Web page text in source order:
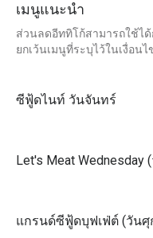
เมนูแนะนำ
ส่วนลดอีททิโก้สามารถใช้ไ
ยกเว้นเมนูที่ระบุไว้ในเงื่อนไ
ซีฟู้ดไนท์ วันจันทร์
Let's Meat Wednesday
แกรนด์ซีฟู้ดบุฟเฟ่ต์ (วันศุ